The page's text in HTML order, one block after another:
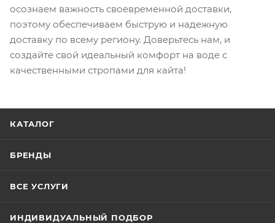
осознаем важность своевременной доставки,
поэтому обеспечиваем быструю и надежную
доставку по всему региону. Доверьтесь нам, и
создайте свой идеальный комфорт на воде с
качественными стропами для кайта!
КАТАЛОГ
БРЕНДЫ
ВСЕ УСЛУГИ
ИНДИВИДУАЛЬНЫЙ ПОДБОР